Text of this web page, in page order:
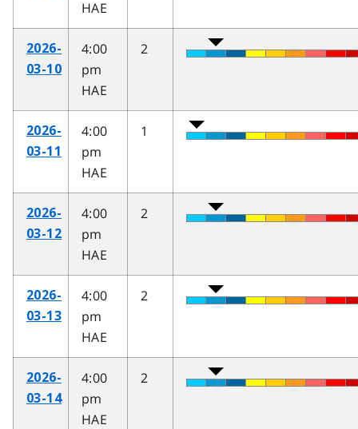
HAE
2026-
03-10
4:00
pm
HAE
2
2026-
03-11
4:00
pm
HAE
1
2026-
03-12
4:00
pm
HAE
2
2026-
03-13
4:00
pm
HAE
2
2026-
03-14
4:00
pm
HAE
2